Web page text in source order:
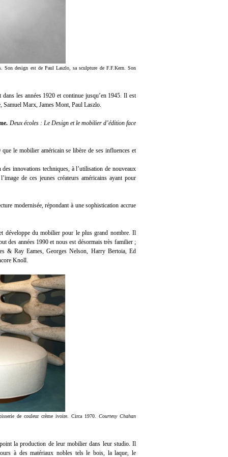
Son design est de Paul Laszlo, sa sculpture de F.F.Kern. Son
les années 1920 et continue jusqu’en 1945. Il est
Samuel Marx, James Mont, Paul Laszlo.
Deux écoles : Le Design et le mobilier d’édition face
le mobilier américain se libère de ses influences et
innovations techniques, à l’utilisation de nouveaux
de ces jeunes créateurs américains ayant pour
modernisée, répondant à une sophistication accrue
développe du mobilier pour le plus grand nombre. Il
des années 1990 et nous est désormais très familier ;
& Ray Eames, Georges Nelson, Harry Bertoia, Ed
Knoll.
de couleur crème ivoire. Circa 1970.Courtesy Chahan
la production de leur mobilier dans leur studio. Il
à des matériaux nobles tels le bois, la laque, le